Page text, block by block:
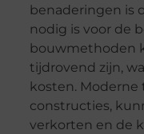
benaderingen is
nodig is voor de
bouwmethoden
tijdrovend zijn,
kosten. Moderne
constructies,
verkorten en de